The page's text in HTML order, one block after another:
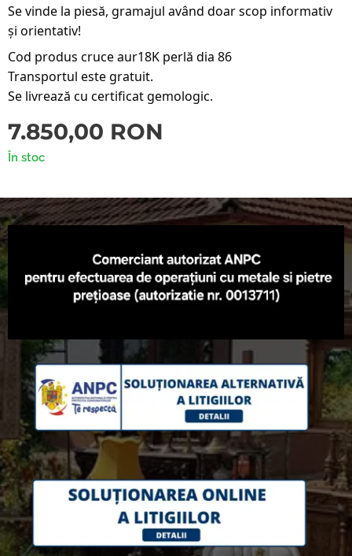
Se vinde la piesă, gramajul având doar scop informativ
și orientativ!
Cod produs cruce aur18K perlă dia 86
Transportul este gratuit.
Se livrează cu certificat gemologic.
7.850,00 RON
În stoc